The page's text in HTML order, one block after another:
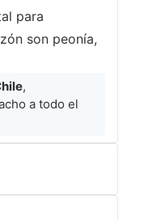
para
son peonía,
,
a todo el